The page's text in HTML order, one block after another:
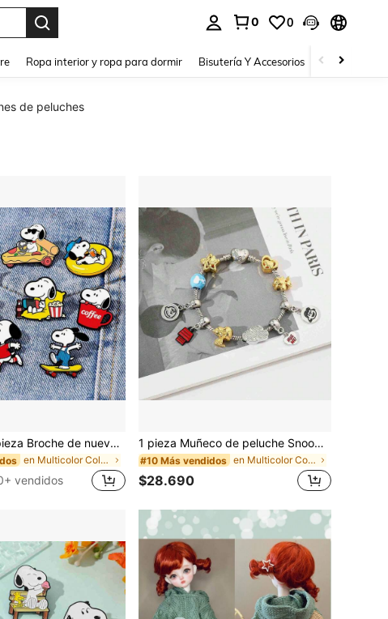
0 0
Ropa interior y ropa para dormir Bisutería Y Accesorios Zapatos
de peluches
SNOOPY 1 pieza Broche de nuevo estilo 2026, decoración casual y divertida, adecuado para ropa, estuche de lápices, bolsos, etc., pequeño y único, gran accesorio para decoración de atuendos, regalo sorpresa para amigos y familiares (estilo aleatorio)
en Multicolor Colecciones de peluches y animales d
vendidos
1 pieza Muñeco de peluche Snoopy 2026 nuevo, Muñeco de peluche Snoopy exquisito e interesante, Decoración de muñeca, Adiós a los atuendos monótonos, Fiesta de cumpleaños, Regreso a la escuela y Regalo de vacaciones. Pequeño regalo para amigos y familia, Regalo premio. (Estilo aleatorio)
#10 Más vendidos en Multicolor Colecciones de peluches y animales d
$28.690